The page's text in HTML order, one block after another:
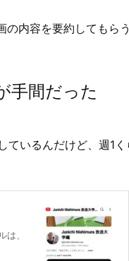
内容を要約してもらう
手間だった
いるんだけど、週1
は、